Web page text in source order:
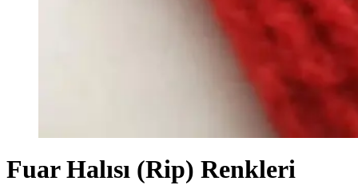
Fuar Halısı (Rip) Renkleri